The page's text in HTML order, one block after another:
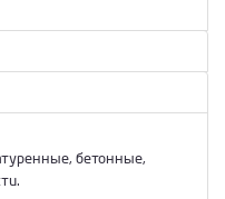
бетонные,